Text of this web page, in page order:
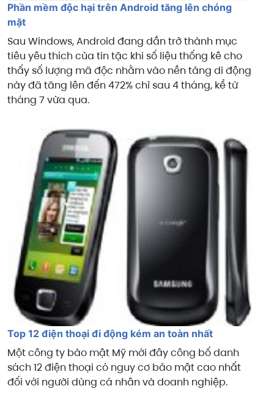
Phần mềm độc hại trên Android tăng lên chóng
mặt
Sau Windows, Android đang dần trở thành mục
tiêu yêu thích của tin tặc khi số liệu thống kê cho
thấy số lượng mã độc nhằm vào nền tảng di động
này đã tăng lên đến 472% chỉ sau 4 tháng, kể từ
tháng 7 vừa qua.
Top 12 điện thoại đi động kém an toàn nhất
Một công ty bảo mật Mỹ mới đây công bố danh
sách 12 điện thoại có nguy cơ bảo mật cao nhất
đối với người dùng cá nhân và doanh nghiệp.